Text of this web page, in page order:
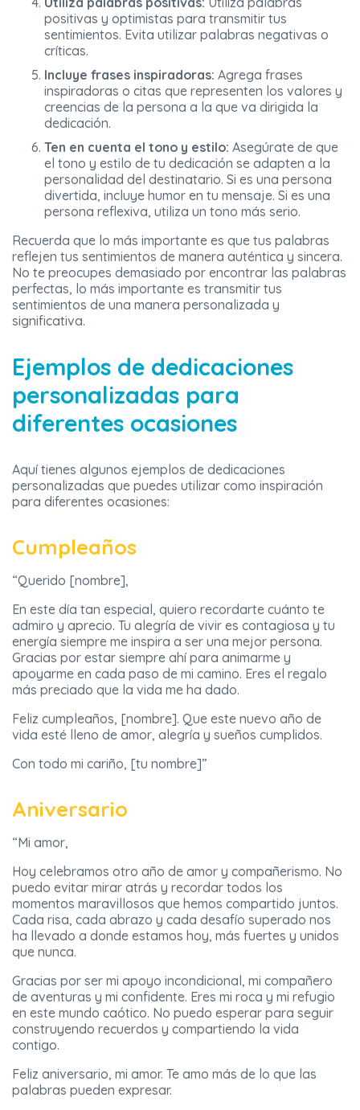
positivas y optimistas para transmitir tus
sentimientos. Evita utilizar palabras negativas o
críticas.
Incluye frases inspiradoras: Agrega frases
inspiradoras o citas que representen los valores y
creencias de la persona a la que va dirigida la
dedicación.
Ten en cuenta el tono y estilo: Asegúrate de que
el tono y estilo de tu dedicación se adapten a la
personalidad del destinatario. Si es una persona
divertida, incluye humor en tu mensaje. Si es una
persona reflexiva, utiliza un tono más serio.
Recuerda que lo más importante es que tus palabras
reflejen tus sentimientos de manera auténtica y sincera.
No te preocupes demasiado por encontrar las palabras
perfectas, lo más importante es transmitir tus
sentimientos de una manera personalizada y
significativa.
Ejemplos de dedicaciones
personalizadas para
diferentes ocasiones
Aquí tienes algunos ejemplos de dedicaciones
personalizadas que puedes utilizar como inspiración
para diferentes ocasiones:
Cumpleaños
“Querido [nombre],
En este día tan especial, quiero recordarte cuánto te
admiro y aprecio. Tu alegría de vivir es contagiosa y tu
energía siempre me inspira a ser una mejor persona.
Gracias por estar siempre ahí para animarme y
apoyarme en cada paso de mi camino. Eres el regalo
más preciado que la vida me ha dado.
Feliz cumpleaños, [nombre]. Que este nuevo año de
vida esté lleno de amor, alegría y sueños cumplidos.
Con todo mi cariño, [tu nombre]”
Aniversario
“Mi amor,
Hoy celebramos otro año de amor y compañerismo. No
puedo evitar mirar atrás y recordar todos los
momentos maravillosos que hemos compartido juntos.
Cada risa, cada abrazo y cada desafío superado nos
ha llevado a donde estamos hoy, más fuertes y unidos
que nunca.
Gracias por ser mi apoyo incondicional, mi compañero
de aventuras y mi confidente. Eres mi roca y mi refugio
en este mundo caótico. No puedo esperar para seguir
construyendo recuerdos y compartiendo la vida
contigo.
Feliz aniversario, mi amor. Te amo más de lo que las
palabras pueden expresar.